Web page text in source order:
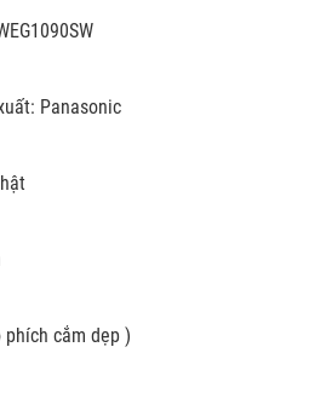
Panasonic
phích cắm dẹp )